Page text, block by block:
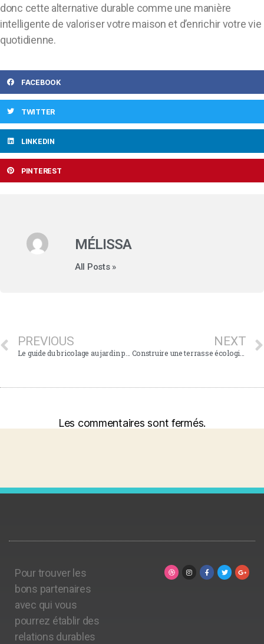
donc cette alternative durable comme une manière
intelligente de valoriser votre maison et d’enrichir votre vie
quotidienne.
FACEBOOK
TWITTER
LINKEDIN
PINTEREST
MÉLISSA
All Posts »
PREVIOUS
Le guide du bricolage au jardin pour les pouces verts
NEXT
Construire une terrasse écologique en bois durable
Les commentaires sont fermés.
Pour trouver les
bons partenaires
avec qui vous
pourrez établir des
relations durables